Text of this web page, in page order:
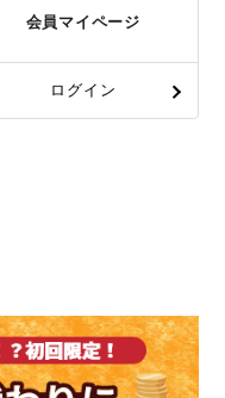
会員マイページ
ログイン